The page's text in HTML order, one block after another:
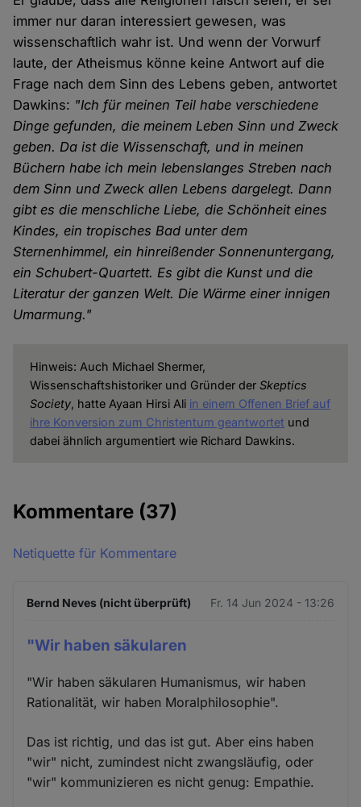
immer nur daran interessiert gewesen, was
wissenschaftlich wahr ist. Und wenn der Vorwurf
laute, der Atheismus könne keine Antwort auf die
Frage nach dem Sinn des Lebens geben, antwortet
Dawkins: "Ich für meinen Teil habe verschiedene
Dinge gefunden, die meinem Leben Sinn und Zweck
geben. Da ist die Wissenschaft, und in meinen
Büchern habe ich mein lebenslanges Streben nach
dem Sinn und Zweck allen Lebens dargelegt. Dann
gibt es die menschliche Liebe, die Schönheit eines
Kindes, ein tropisches Bad unter dem
Sternenhimmel, ein hinreißender Sonnenuntergang,
ein Schubert-Quartett. Es gibt die Kunst und die
Literatur der ganzen Welt. Die Wärme einer innigen
Umarmung."
Hinweis: Auch Michael Shermer,
Wissenschaftshistoriker und Gründer der Skeptics
Society, hatte Ayaan Hirsi Ali in einem Offenen Brief auf
ihre Konversion zum Christentum geantwortet und
dabei ähnlich argumentiert wie Richard Dawkins.
Kommentare (37)
Netiquette für Kommentare
Bernd Neves (nicht überprüft) Fr. 14 Jun 2024 - 13:26
"Wir haben säkularen
"Wir haben säkularen Humanismus, wir haben
Rationalität, wir haben Moralphilosophie".
Das ist richtig, und das ist gut. Aber eins haben
"wir" nicht, zumindest nicht zwangsläufig, oder
"wir" kommunizieren es nicht genug: Empathie.